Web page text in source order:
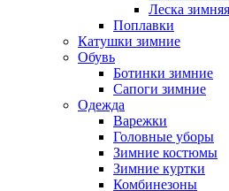
Леска
Поплавки
Катушки зимние
Обувь
Ботинки зимние
Сапоги зимние
Одежда
Варежки
Головные уборы
Зимние костюмы
Зимние куртки
Комбинезоны